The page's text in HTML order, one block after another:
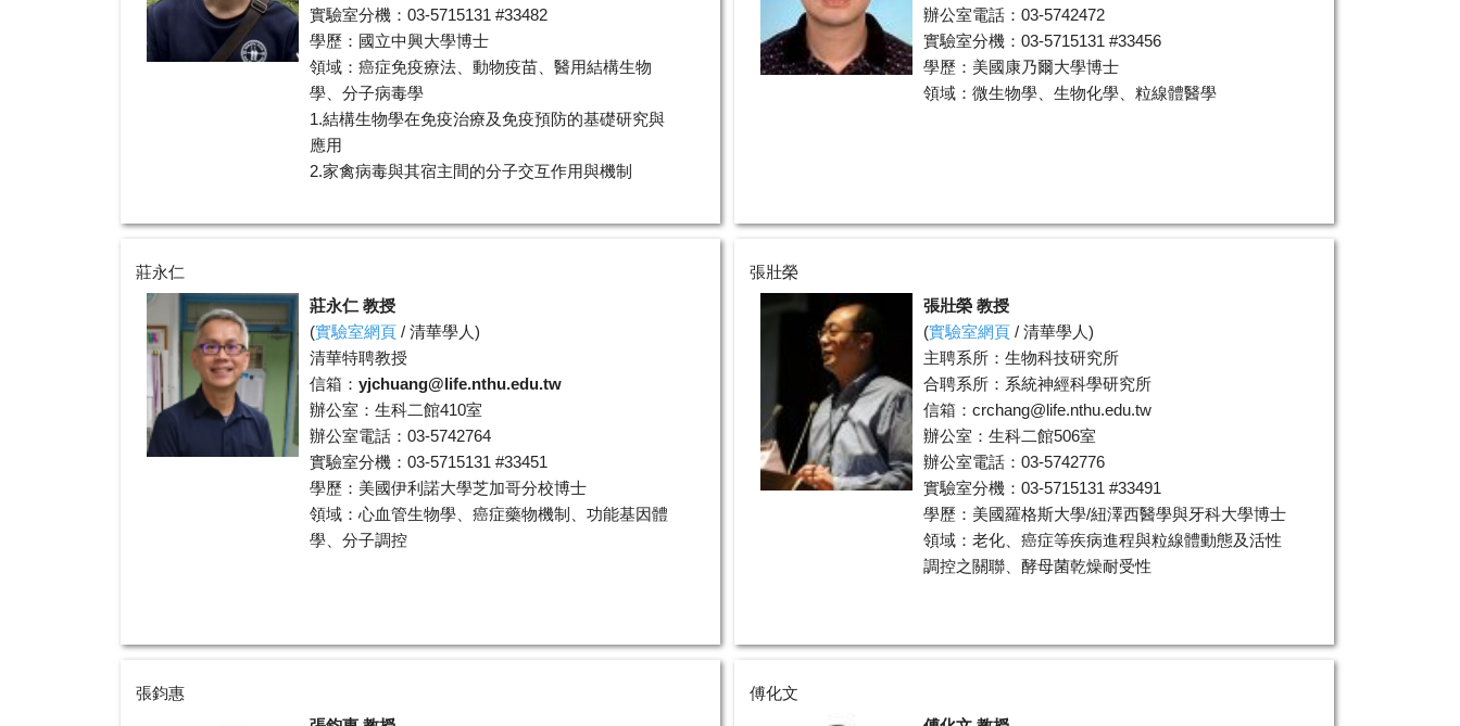
實驗室分機：03-5715131 #33482
學歷：國立中興大學博士
領域：癌症免疫療法、動物疫苗、醫用結構生物
學、分子病毒學
1.結構生物學在免疫治療及免疫預防的基礎研究與
應用
2.家禽病毒與其宿主間的分子交互作用與機制
辦公室電話：03-5742472
實驗室分機：03-5715131 #33456
學歷：美國康乃爾大學博士
領域：微生物學、生物化學、粒線體醫學
莊永仁
莊永仁 教授
(實驗室網頁 / 清華學人)
清華特聘教授
信箱： yjchuang@life.nthu.edu.tw
辦公室：生科二館410室
辦公室電話：03-5742764
實驗室分機：03-5715131 #33451
學歷：美國伊利諾大學芝加哥分校博士
領域：心血管生物學、癌症藥物機制、功能基因體
學、分子調控
張壯榮
張壯榮 教授
(實驗室網頁 /清華學人)
主聘系所：生物科技研究所
合聘系所：系統神經科學研究所
信箱：crchang@life.nthu.edu.tw
辦公室：生科二館506室
辦公室電話：03-5742776
實驗室分機：03-5715131 #33491
學歷：美國羅格斯大學/紐澤西醫學與牙科大學博士
領域：老化、癌症等疾病進程與粒線體動態及活性
調控之關聯、酵母菌乾燥耐受性
張鈞惠
傅化文